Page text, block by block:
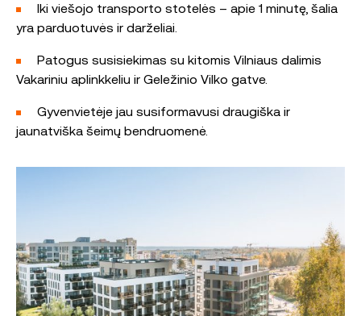
Iki viešojo transporto stotelės – apie 1 minutę, šalia
yra parduotuvės ir darželiai.
Patogus susisiekimas su kitomis Vilniaus dalimis
Vakariniu aplinkkeliu ir Geležinio Vilko gatve.
Gyvenvietėje jau susiformavusi draugiška ir
jaunatviška šeimų bendruomenė.